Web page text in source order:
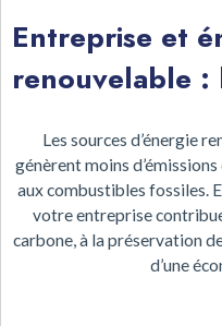
Entreprise et
renouvelable :
Les sources d’énergie
génèrent moins
aux combustibles fossiles.
votre entreprise
carbone, à la préservation
d’une